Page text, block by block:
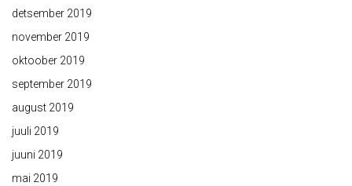
detsember 2019
november 2019
oktoober 2019
september 2019
august 2019
juuli 2019
juuni 2019
mai 2019